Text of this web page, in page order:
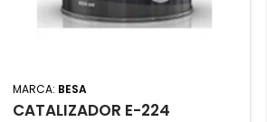
MARCA: BESA
CATALIZADOR E-224